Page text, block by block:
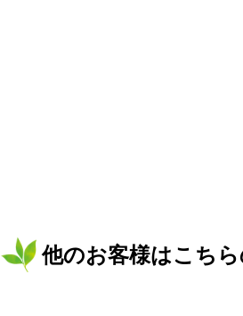
他のお客様はこち